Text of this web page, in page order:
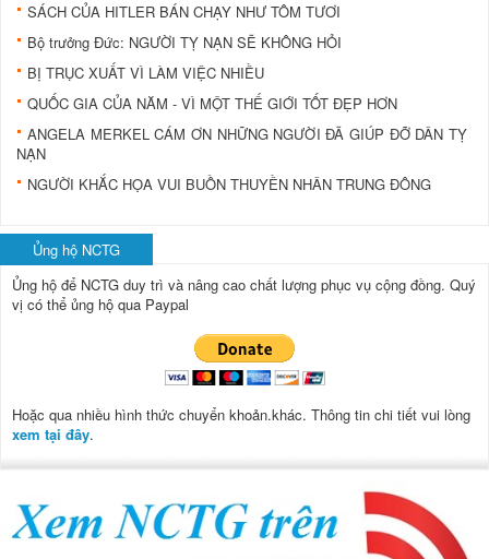
SÁCH CỦA HITLER BÁN CHẠY NHƯ TÔM TƯƠI
Bộ trưởng Đức: NGƯỜI TỴ NẠN SẼ KHÔNG HỎI
BỊ TRỤC XUẤT VÌ LÀM VIỆC NHIỀU
QUỐC GIA CỦA NĂM - VÌ MỘT THẾ GIỚI TỐT ĐẸP HƠN
ANGELA MERKEL CÁM ƠN NHỮNG NGƯỜI ĐÃ GIÚP ĐỠ DÂN TỴ
NẠN
NGƯỜI KHẮC HỌA VUI BUỒN THUYỀN NHÂN TRUNG ĐÔNG
Ủng hộ NCTG
Ủng hộ để NCTG duy trì và nâng cao chất lượng phục vụ cộng đồng. Quý
vị có thể ủng hộ qua Paypal
Hoặc qua nhiều hình thức chuyển khoản.khác. Thông tin chi tiết vui lòng
xem tại đây.